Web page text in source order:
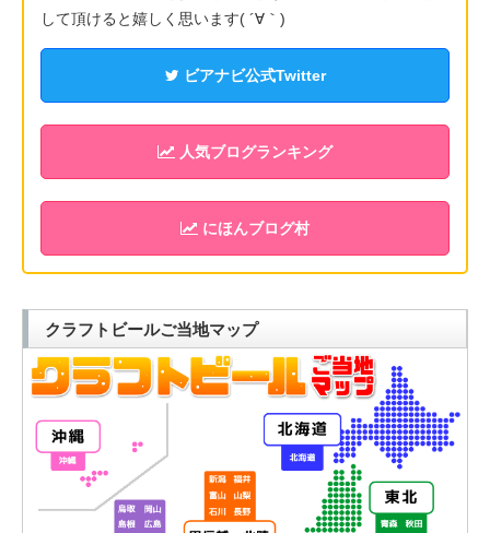
して頂けると嬉しく思います( ´∀｀)
ビアナビ公式Twitter
人気ブログランキング
にほんブログ村
クラフトビールご当地マップ